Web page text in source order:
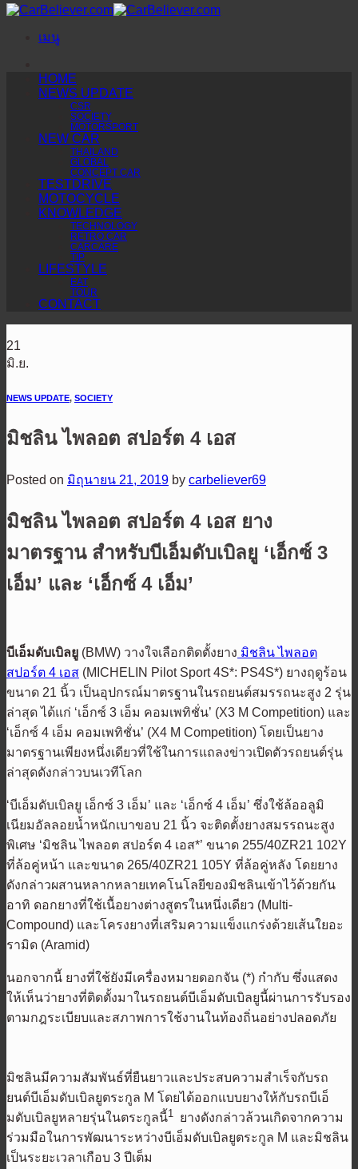
เมนู
HOME
NEWS UPDATE
CSR
SOCIETY
MOTORSPORT
NEW CAR
THAILAND
GLOBAL
CONCEPT CAR
TESTDRIVE
MOTOCYCLE
KNOWLEDGE
TECHNOLOGY
RETRO CAR
CARCARE
TIP
LIFESTYLE
EAT
TOUR
CONTACT
21
มิ.ย.
NEWS UPDATE, SOCIETY
มิชลิน ไพลอต สปอร์ต 4 เอส
Posted on มิถุนายน 21, 2019 by carbeliever69
มิชลิน ไพลอต สปอร์ต 4 เอส ยาง
มาตรฐาน สำหรับบีเอ็มดับเบิลยู ‘เอ็กซ์ 3
เอ็ม’ และ ‘เอ็กซ์ 4 เอ็ม’
บีเอ็มดับเบิลยู (BMW) วางใจเลือกติดตั้งยาง มิชลิน ไพลอต
สปอร์ต 4 เอส (MICHELIN Pilot Sport 4S*: PS4S*) ยางฤดูร้อน
ขนาด 21 นิ้ว เป็นอุปกรณ์มาตรฐานในรถยนต์สมรรถนะสูง 2 รุ่น
ล่าสุด ได้แก่ ‘เอ็กซ์ 3 เอ็ม คอมเพทิชั่น’ (X3 M Competition) และ
‘เอ็กซ์ 4 เอ็ม คอมเพทิชั่น’ (X4 M Competition) โดยเป็นยาง
มาตรฐานเพียงหนึ่งเดียวที่ใช้ในการแถลงข่าวเปิดตัวรถยนต์รุ่น
ล่าสุดดังกล่าวบนเวทีโลก
‘บีเอ็มดับเบิลยู เอ็กซ์ 3 เอ็ม’ และ ‘เอ็กซ์ 4 เอ็ม’ ซึ่งใช้ล้ออลูมิ
เนียมอัลลอยน้ำหนักเบาขอบ 21 นิ้ว จะติดตั้งยางสมรรถนะสูง
พิเศษ ‘มิชลิน ไพลอต สปอร์ต 4 เอส*’ ขนาด 255/40ZR21 102Y
ที่ล้อคู่หน้า และขนาด 265/40ZR21 105Y ที่ล้อคู่หลัง โดยยาง
ดังกล่าวผสานหลากหลายเทคโนโลยีของมิชลินเข้าไว้ด้วยกัน
อาทิ ดอกยางที่ใช้เนื้อยางต่างสูตรในหนึ่งเดียว (Multi-
Compound) และโครงยางที่เสริมความแข็งแกร่งด้วยเส้นใยอะ
รามิด (Aramid)
นอกจากนี้ ยางที่ใช้ยังมีเครื่องหมายดอกจัน (*) กำกับ ซึ่งแสดง
ให้เห็นว่ายางที่ติดตั้งมาในรถยนต์บีเอ็มดับเบิลยูนี้ผ่านการรับรอง
ตามกฎระเบียบและสภาพการใช้งานในท้องถิ่นอย่างปลอดภัย
มิชลินมีความสัมพันธ์ที่ยืนยาวและประสบความสำเร็จกับรถ
ยนต์บีเอ็มดับเบิลยูตระกูล M โดยได้ออกแบบยางให้กับรถบีเอ็
มดับเบิลยูหลายรุ่นในตระกูลนี้1 ยางดังกล่าวล้วนเกิดจากความ
ร่วมมือในการพัฒนาระหว่างบีเอ็มดับเบิลยูตระกูล M และมิชลิน
เป็นระยะเวลาเกือบ 3 ปีเต็ม